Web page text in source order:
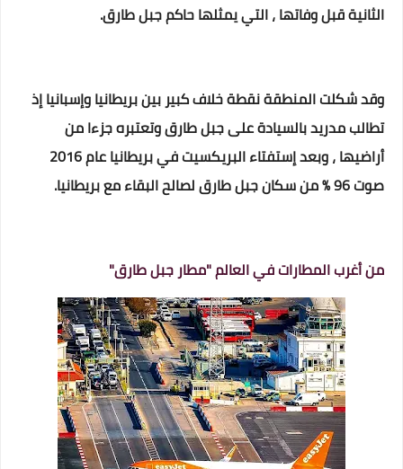
الثانية قبل وفاتها ، التي يمثلها حاكم جبل طارق.
وقد شكلت المنطقة نقطة خلاف كبير بين بريطانيا وإسبانيا إذ
تطالب مدريد بالسيادة على جبل طارق وتعتبره جزءا من
أراضيها ، وبعد إستفتاء البريكسيت في بريطانيا عام 2016
صوت 96 % من سكان جبل طارق لصالح البقاء مع بريطانيا.
من أغرب المطارات في العالم "مطار جبل طارق"